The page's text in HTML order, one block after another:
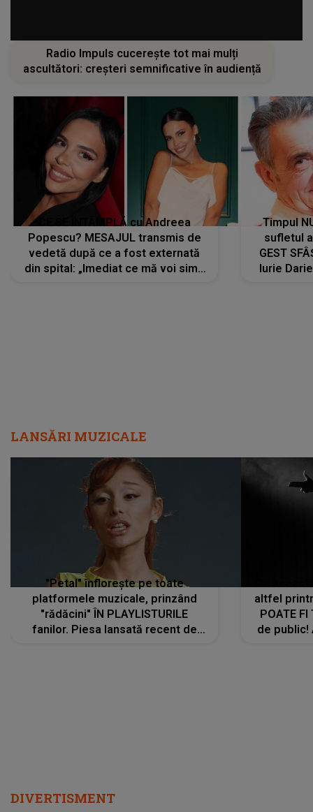
Radio Impuls cucerește tot mai mulți
ascultători: creșteri semnificative în audiență
CE SE ÎNTÂMPLĂ cu Andreea
Popescu? MESAJUL transmis de
vedetă după ce a fost externată
din spital: „Imediat ce mă voi simți
Timpul
sufletul
GEST
Iurie
LANSĂRI MUZICALE
"Petal" înflorește pe toate
platformele muzicale, prinzând
"rădăcini" ÎN PLAYLISTURILE
fanilor. Piesa lansată recent de
altfel
POATE FI
de public!
DIVERTISMENT